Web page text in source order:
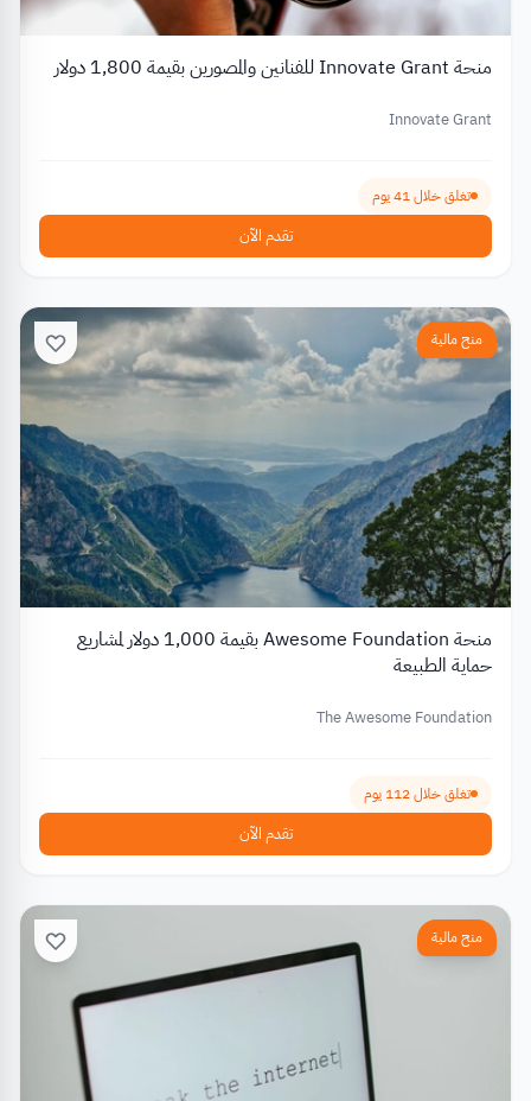
منحة Innovate Grant للفنانين والمصورين بقيمة 1,800 دولار
Innovate Grant
تغلق خلال 41 يوم
تقدم الآن
منح مالية
منحة Awesome Foundation بقيمة 1,000 دولار لمشاريع
حماية الطبيعة
The Awesome Foundation
تغلق خلال 112 يوم
تقدم الآن
منح مالية